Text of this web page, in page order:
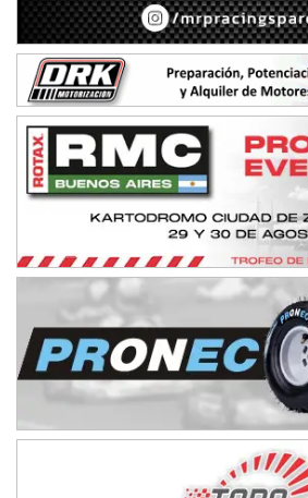
NORESTE SANTAFESINO - F6
Ciudad de Avellaneda (Asfalto)
Avellaneda (Santa Fe)
SUR SANTAFESINO - F4
José Samuel Sánchez (Tierra)
Rufino (Santa Fe)
TUCUMANO - F5
Juan Navarro (Asfalto)